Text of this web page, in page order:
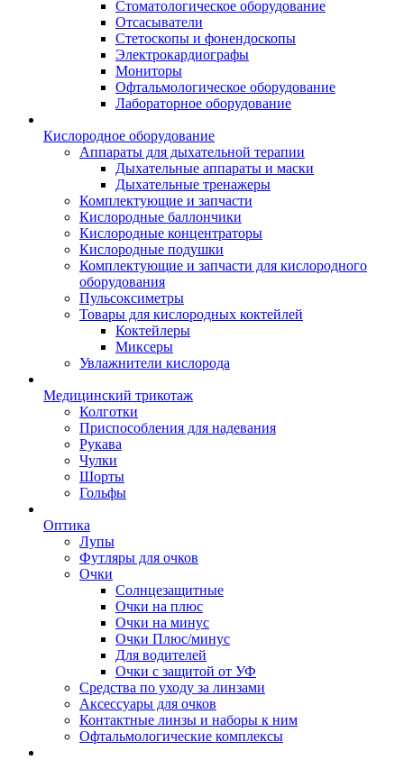
Стоматологическое оборудование
Отсасыватели
Стетоскопы и фонендоскопы
Электрокардиографы
Мониторы
Офтальмологическое оборудование
Лабораторное оборудование
Кислородное оборудование
Аппараты для дыхательной терапии
Дыхательные аппараты и маски
Дыхательные тренажеры
Комплектующие и запчасти
Кислородные баллончики
Кислородные концентраторы
Кислородные подушки
Комплектующие и запчасти для кислородного
оборудования
Пульсоксиметры
Товары для кислородных коктейлей
Коктейлеры
Миксеры
Увлажнители кислорода
Медицинский трикотаж
Колготки
Приспособления для надевания
Рукава
Чулки
Шорты
Гольфы
Оптика
Лупы
Футляры для очков
Очки
Солнцезащитные
Очки на плюс
Очки на минус
Очки Плюс/минус
Для водителей
Очки с защитой от УФ
Средства по уходу за линзами
Аксессуары для очков
Контактные линзы и наборы к ним
Офтальмологические комплексы